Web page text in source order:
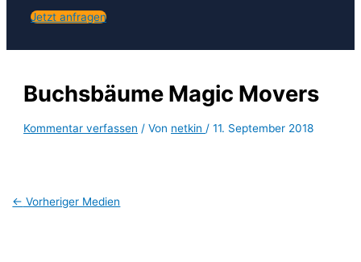
Jetzt anfragen
Buchsbäume Magic Movers
Kommentar verfassen / Von netkin /11. September 2018
← Vorheriger Medien